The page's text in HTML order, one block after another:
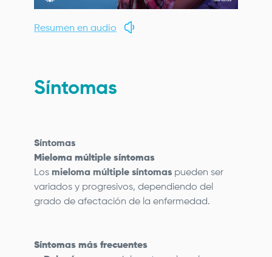
Resumen en audio
Síntomas
Síntomas
Mieloma múltiple síntomas
Los mieloma múltiple síntomas pueden ser
variados y progresivos, dependiendo del
grado de afectación de la enfermedad.
Síntomas más frecuentes